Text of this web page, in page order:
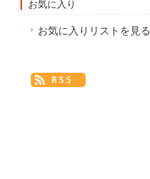
お気に入り
お気に入りリストを見る